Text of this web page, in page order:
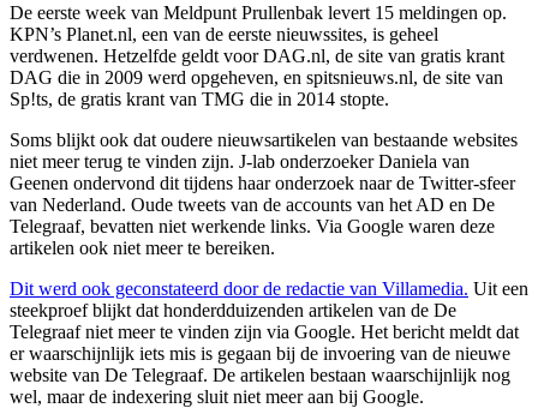
De eerste week van Meldpunt Prullenbak levert 15 meldingen op.
KPN’s Planet.nl, een van de eerste nieuwssites, is geheel
verdwenen. Hetzelfde geldt voor DAG.nl, de site van gratis krant
DAG die in 2009 werd opgeheven, en spitsnieuws.nl, de site van
Sp!ts, de gratis krant van TMG die in 2014 stopte.
Soms blijkt ook dat oudere nieuwsartikelen van bestaande websites
niet meer terug te vinden zijn. J-lab onderzoeker Daniela van
Geenen ondervond dit tijdens haar onderzoek naar de Twitter-sfeer
van Nederland. Oude tweets van de accounts van het AD en De
Telegraaf, bevatten niet werkende links. Via Google waren deze
artikelen ook niet meer te bereiken.
Dit werd ook geconstateerd door de redactie van Villamedia. Uit een
steekproef blijkt dat honderdduizenden artikelen van de De
Telegraaf niet meer te vinden zijn via Google. Het bericht meldt dat
er waarschijnlijk iets mis is gegaan bij de invoering van de nieuwe
website van De Telegraaf. De artikelen bestaan waarschijnlijk nog
wel, maar de indexering sluit niet meer aan bij Google.